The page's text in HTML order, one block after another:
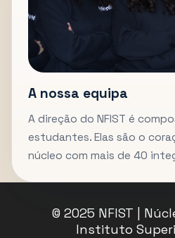
A nossa equipa
A direção do NFIST é
estudantes. Elas são o
núcleo com mais de 40
© 2025 NFIST |
Instituto